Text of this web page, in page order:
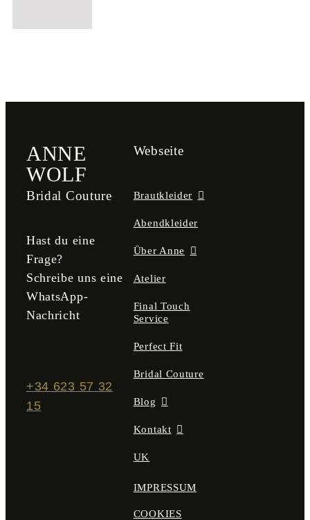
ANNE
WOLF
Bridal Couture
Hast du eine
Frage?
Schreibe uns eine
WhatsApp-
Nachricht
+34 623 57 32
15
Webseite
Brautkleider
Abendkleider
Über Anne
Atelier
Final Touch
Service
Perfect Fit
Bridal Couture
Blog
Kontakt
UK
IMPRESSUM
COOKIES